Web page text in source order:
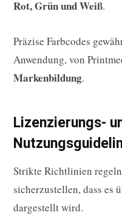
Rot, Grün und Weiß.
Präzise Farbcodes
Anwendung, von
Markenbildung.
Lizenzierungs-
Strikte Richtlinien
sicherzustellen, dass es
dargestellt wird.